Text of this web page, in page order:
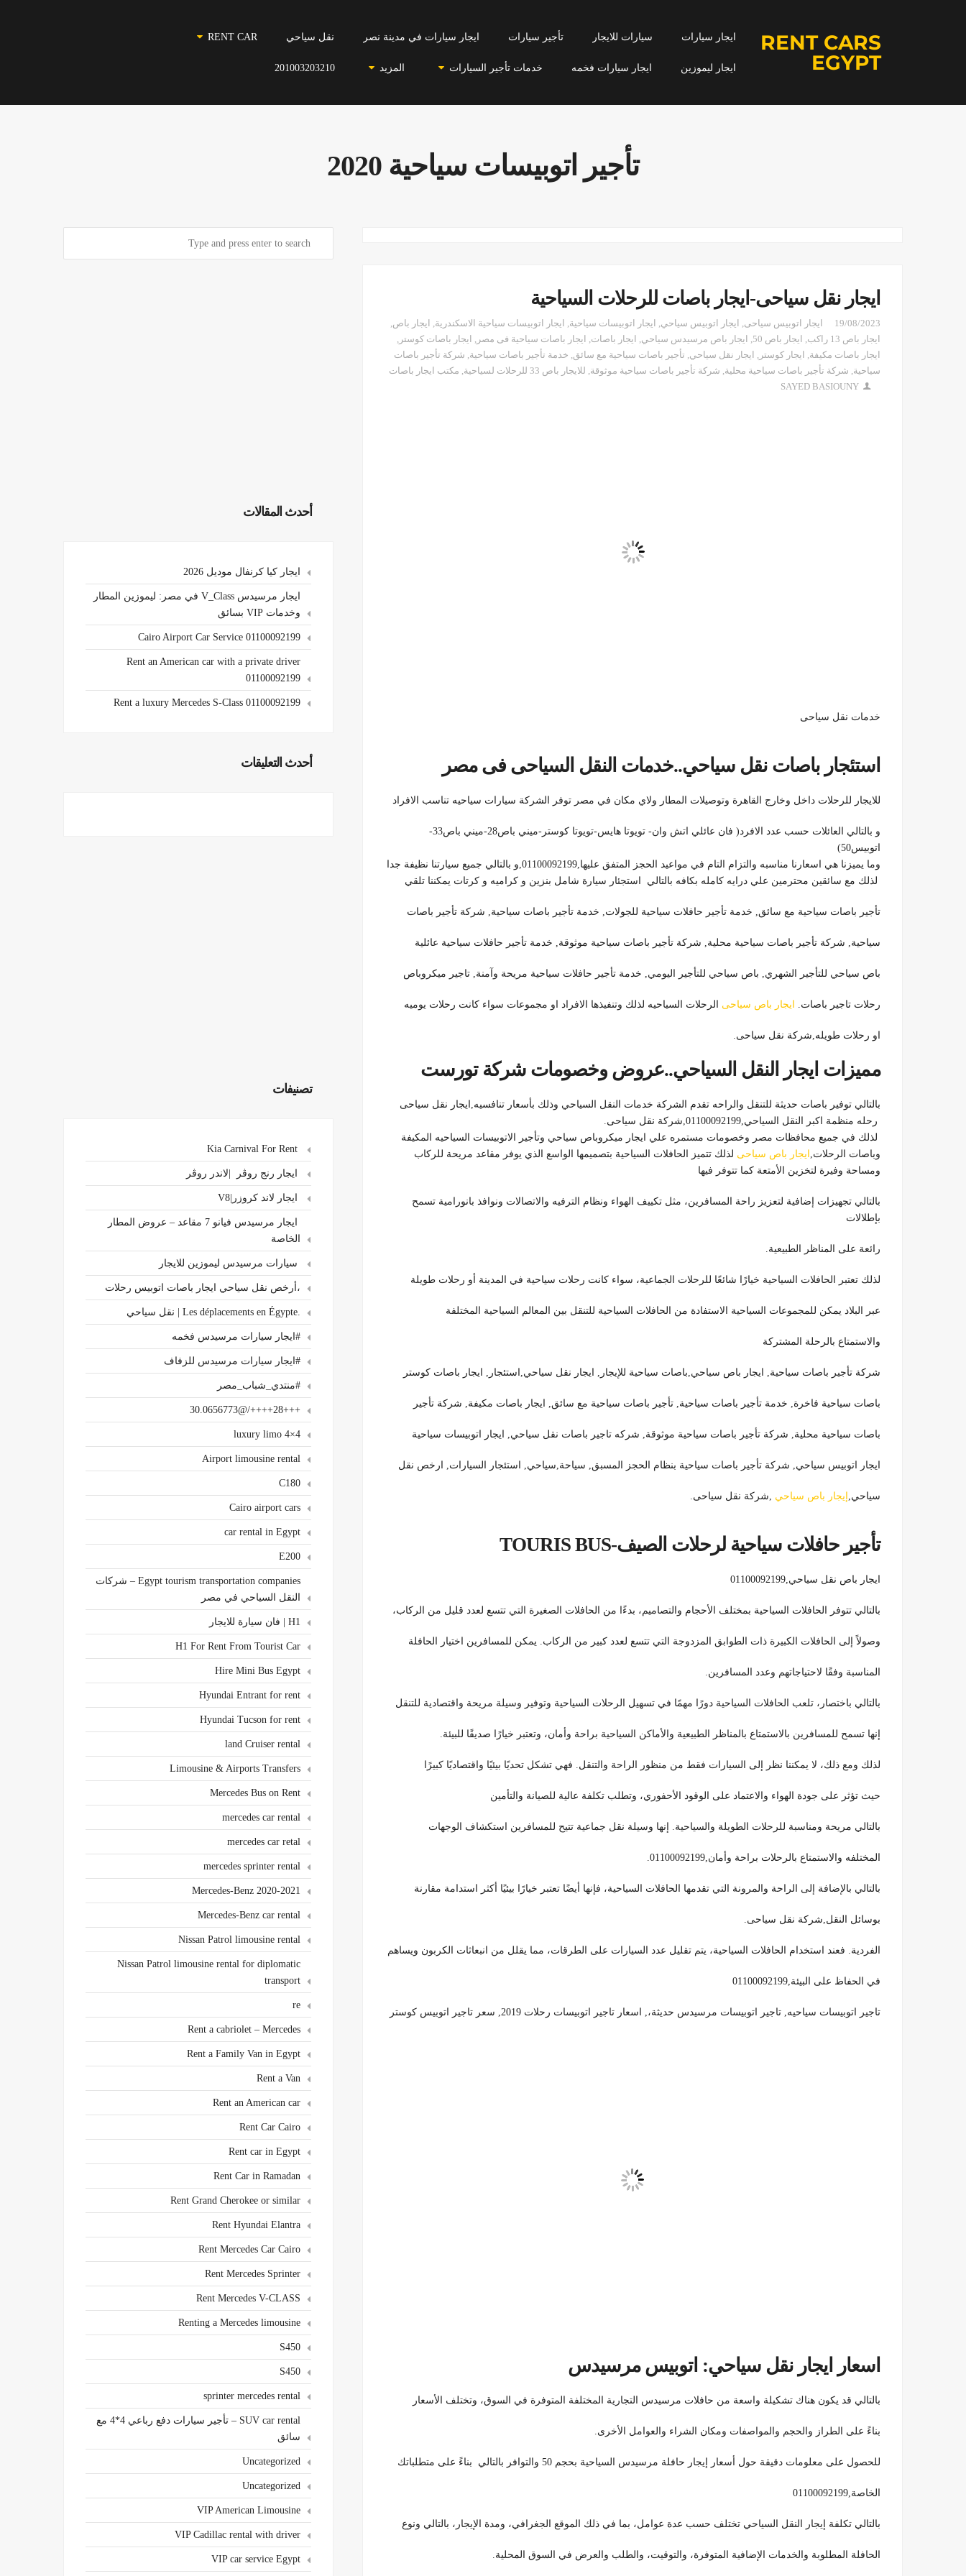
RENT CARS
EGYPT
ايجار سيارات سيارات للايجار تأجير سيارات ايجار سيارات في مدينة نصر نقل سياحي RENT CAR
ايجار ليموزين ايجار سيارات فخمه خدمات تأجير السيارات المزيد 201003203210
تأجير اتوبيسات سياحية 2020
ايجار نقل سياحى-ايجار باصات للرحلات السياحية
19/08/2023 ايجار اتوبيس سياحى, ايجار اتوبيس سياحي, ايجار اتوبيسات سياحية, ايجار اتوبيسات سياحية الاسكندرية, ايجار باص,
ايجار باص 13 راكب
, ايجار باص 50 , ايجار باص مرسيدس سياحي, ايجار باصات, ايجار باصات سياحية فى مصر , ايجار باصات كوستر ,
ايجار باصات مكيفة, ايجار كوستر , ايجار نقل سياحي, تأجير باصات سياحية مع سائق, خدمة تأجير باصات سياحية, شركة تأجير باصات
سياحية, شركة تأجير باصات سياحية محلية, شركة تأجير باصات سياحية موثوقة, للايجار باص 33 للرحلات لسياحية , مكتب ايجار باصات
SAYED BASIOUNY
خدمات نقل سياحى
استئجار باصات نقل سياحي..خدمات النقل السياحى فى مصر
للايجار للرحلات داخل وخارج القاهرة وتوصيلات المطار ولاي مكان في مصر توفر الشركة سيارات سياحيه تناسب الافراد
و بالتالي العائلات حسب عدد الافرد( فان عائلي اتش وان- تويوتا هايس-تويوتا كوستر-ميني باص28-ميني باص33-
اتوبيس50)
وما يميزنا هي اسعارنا مناسبه والتزام التام في مواعيد الحجز المتفق عليها,01100092199,و بالتالي جميع سيارتنا نظيفة جدا
لذلك مع سائقين محترمين علي درايه كامله بكافه بالتالي استجئار سيارة شامل بنزين و كراميه و كرتات يمكننا تلقي
تأجير باصات سياحية مع سائق, خدمة تأجير حافلات سياحية للجولات, خدمة تأجير باصات سياحية, شركة تأجير باصات
سياحية, شركة تأجير باصات سياحية محلية, شركة تأجير باصات سياحية موثوقة, خدمة تأجير حافلات سياحية عائلية
باص سياحي للتأجير الشهري, باص سياحي للتأجير اليومي, خدمة تأجير حافلات سياحية مريحة وآمنة, تاجير ميكروباص
رحلات تاجير باصات. ايجار باص سياحى الرحلات السياحيه لذلك وتنفيذها الافراد او مجموعات سواء كانت رحلات يوميه
او رحلات طويله,شركة نقل سياحى.
مميزات ايجار النقل السياحي..عروض وخصومات شركة تورست
بالتالي توفير باصات حديثة للتنقل والراحه تقدم الشركة خدمات النقل السياحي وذلك بأسعار تنافسيه,ايجار نقل سياحى
رحله منظمة اكبر النقل السياحي,01100092199,شركة نقل سياحى.
لذلك في جميع محافظات مصر وخصومات مستمره علي ايجار ميكروباص سياحي وتأجير الاتوبيسات السياحيه المكيفة
وباصات الرحلات, ايجار باص سياحى لذلك تتميز الحافلات السياحية بتصميمها الواسع الذي يوفر مقاعد مريحة للركاب
ومساحة وفيرة لتخزين الأمتعة كما تتوفر فيها
بالتالي تجهيزات إضافية لتعزيز راحة المسافرين، مثل تكييف الهواء ونظام الترفيه والاتصالات ونوافذ بانورامية تسمح
بإطلالات
رائعة على المناظر الطبيعية.
لذلك تعتبر الحافلات السياحية خيارًا شائعًا للرحلات الجماعية، سواء كانت رحلات سياحية في المدينة أو رحلات طويلة
عبر البلاد يمكن للمجموعات السياحية الاستفادة من الحافلات السياحية للتنقل بين المعالم السياحية المختلفة
والاستمتاع بالرحلة المشتركة
شركة تأجير باصات سياحية, ايجار باص سياحي,باصات سياحية للإيجار, ايجار نقل سياحي,استئجار, ايجار باصات كوستر
باصات سياحية فاخرة, خدمة تأجير باصات سياحية, تأجير باصات سياحية مع سائق, ايجار باصات مكيفة, شركة تأجير
باصات سياحية محلية, شركة تأجير باصات سياحية موثوقة, شركه تاجير باصات نقل سياحي, ايجار اتوبيسات سياحية
ايجار اتوبيس سياحي, شركة تأجير باصات سياحية بنظام الحجز المسبق, سياحة,سياحي, استئجار السيارات, ارخص نقل
سياحي, إيجار باص سياحي ,شركة نقل سياحى.
تأجير حافلات سياحية لرحلات الصيف-TOURIS BUS
ايجار باص نقل سياحي,01100092199
بالتالي تتوفر الحافلات السياحية بمختلف الأحجام والتصاميم، بدءًا من الحافلات الصغيرة التي تتسع لعدد قليل من الركاب،
وصولاً إلى الحافلات الكبيرة ذات الطوابق المزدوجة التي تتسع لعدد كبير من الركاب. يمكن للمسافرين اختيار الحافلة
المناسبة وفقًا لاحتياجاتهم وعدد المسافرين.
بالتالي باختصار، تلعب الحافلات السياحية دورًا مهمًا في تسهيل الرحلات السياحية وتوفير وسيلة مريحة واقتصادية للتنقل
إنها تسمح للمسافرين بالاستمتاع بالمناظر الطبيعية والأماكن السياحية براحة وأمان، وتعتبر خيارًا صديقًا للبيئة.
لذلك ومع ذلك، لا يمكننا نظر إلى السيارات فقط من منظور الراحة والتنقل. فهي تشكل تحديًا بيئيًا واقتصاديًا كبيرًا
حيث تؤثر على جودة الهواء والاعتماد على الوقود الأحفوري، وتطلب تكلفة عالية للصيانة والتأمين
بالتالي مريحة ومناسبة للرحلات الطويلة والسياحية. إنها وسيلة نقل جماعية تتيح للمسافرين استكشاف الوجهات
المختلفه والاستمتاع بالرحلات براحة وأمان,01100092199.
بالتالي بالإضافة إلى الراحة والمرونة التي تقدمها الحافلات السياحية، فإنها أيضًا تعتبر خيارًا بيئيًا أكثر استدامة مقارنة
بوسائل النقل,شركة نقل سياحى.
الفردية. فعند استخدام الحافلات السياحية، يتم تقليل عدد السيارات على الطرقات، مما يقلل من انبعاثات الكربون ويساهم
في الحفاظ على البيئة,01100092199
تاجير اتوبيسات سياحيه, تاجير اتوبيسات مرسيدس حديثة،, اسعار تاجير اتوبيسات رحلات 2019, سعر تاجير اتوبيس كوستر
اسعار ايجار نقل سياحي: اتوبيس مرسيدس
بالتالي قد يكون هناك تشكيلة واسعة من حافلات مرسيدس التجارية المختلفة المتوفرة في السوق، وتختلف الأسعار
بناءً على الطراز والحجم والمواصفات ومكان الشراء والعوامل الأخرى.
للحصول على معلومات دقيقة حول أسعار إيجار حافلة مرسيدس السياحية بحجم 50 والتوافر بالتالي بناءً على متطلباتك
الخاصة,01100092199
بالتالي تكلفة إيجار النقل السياحي تختلف حسب عدة عوامل، بما في ذلك الموقع الجغرافي، ومدة الإيجار، بالتالي ونوع
الحافلة المطلوبة والخدمات الإضافية المتوفرة، والتوقيت، والطلب والعرض في السوق المحلية.
أحدث المقالات
ايجار كيا كرنفال موديل 2026
ايجار مرسيدس V_Class في مصر: ليموزين المطار
وخدمات VIP بسائق
Cairo Airport Car Service 01100092199
Rent an American car with a private driver
01100092199
Rent a luxury Mercedes S-Class 01100092199
أحدث التعليقات
تصنيفات
ايجار رنج روڤر |لاندر روڤر
ايجار لاند كروزر|V8
ايجار مرسيدس فيانو 7 مقاعد – عروض المطار
الخاصة
سيارات مرسيدس ليموزين للايجار
،أرخص نقل سياحي ايجار باصات اتوبيس رحلات
.Les déplacements en Égypte | نقل سياحي
#ايجار سيارات مرسيدس فخمه
#ايجار سيارات مرسيدس للزفاف
#منتدي_شباب_مصر
+++28++++/@30.0656773
4×4 luxury limo
Airport limousine rental
C180
Cairo airport cars
car rental in Egypt
E200
Egypt tourism transportation companies – شركات
النقل السياحي في مصر
H1 | فان سيارة للايجار
H1 For Rent From Tourist Car
Hire Mini Bus Egypt
Hyundai Entrant for rent
Hyundai Tucson for rent
land Cruiser rental
Limousine & Airports Transfers
Mercedes Bus on Rent
mercedes car rental
mercedes car retal
mercedes sprinter rental
Mercedes-Benz 2020-2021
Mercedes-Benz car rental
Nissan Patrol limousine rental
Nissan Patrol limousine rental for diplomatic
transport
re
Rent a cabriolet – Mercedes
Rent a Family Van in Egypt
Rent a Van
Rent an American car
Rent Car Cairo
Rent car in Egypt
Rent Car in Ramadan
Rent Grand Cherokee or similar
Rent Hyundai Elantra
Rent Mercedes Car Cairo
Rent Mercedes Sprinter
Rent Mercedes V-CLASS
Renting a Mercedes limousine
S450
S450
sprinter mercedes rental
SUV car rental – تأجير سيارات دفع رباعي 4*4 مع
سائق
Uncategorized
Uncategorized
VIP American Limousine
VIP Cadillac rental with driver
VIP car service Egypt